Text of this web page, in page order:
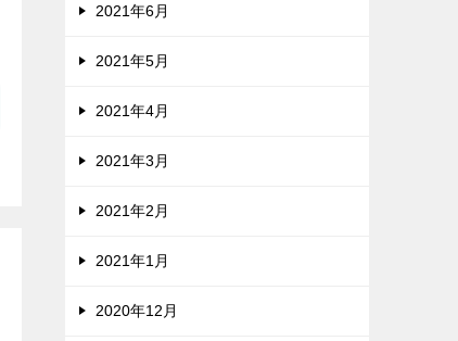
2021年6月
2021年5月
2021年4月
2021年3月
2021年2月
2021年1月
2020年12月